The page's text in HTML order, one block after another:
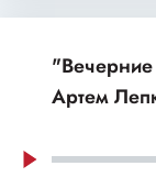
"Вечерние
Артем